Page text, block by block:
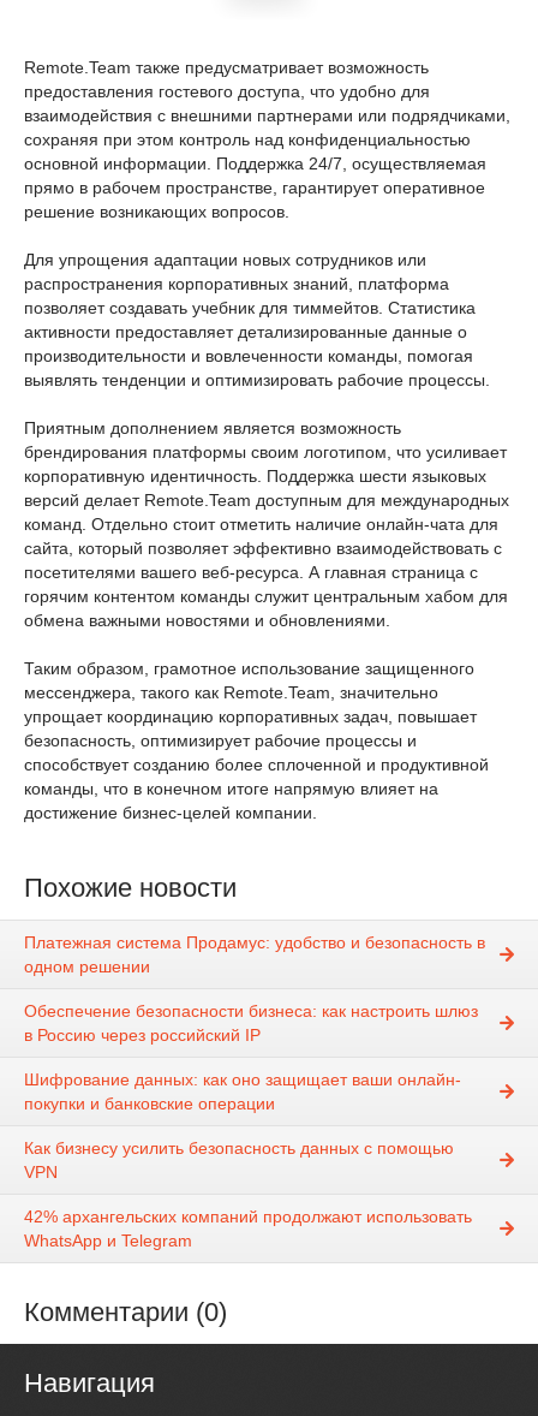
Remote.Team также предусматривает возможность
предоставления гостевого доступа, что удобно для
взаимодействия с внешними партнерами или подрядчиками,
сохраняя при этом контроль над конфиденциальностью
основной информации. Поддержка 24/7, осуществляемая
прямо в рабочем пространстве, гарантирует оперативное
решение возникающих вопросов.
Для упрощения адаптации новых сотрудников или
распространения корпоративных знаний, платформа
позволяет создавать учебник для тиммейтов. Статистика
активности предоставляет детализированные данные о
производительности и вовлеченности команды, помогая
выявлять тенденции и оптимизировать рабочие процессы.
Приятным дополнением является возможность
брендирования платформы своим логотипом, что усиливает
корпоративную идентичность. Поддержка шести языковых
версий делает Remote.Team доступным для международных
команд. Отдельно стоит отметить наличие онлайн-чата для
сайта, который позволяет эффективно взаимодействовать с
посетителями вашего веб-ресурса. А главная страница с
горячим контентом команды служит центральным хабом для
обмена важными новостями и обновлениями.
Таким образом, грамотное использование защищенного
мессенджера, такого как Remote.Team, значительно
упрощает координацию корпоративных задач, повышает
безопасность, оптимизирует рабочие процессы и
способствует созданию более сплоченной и продуктивной
команды, что в конечном итоге напрямую влияет на
достижение бизнес-целей компании.
Похожие новости
Платежная система Продамус: удобство и безопасность в
одном решении
Обеспечение безопасности бизнеса: как настроить шлюз
в Россию через российский IP
Шифрование данных: как оно защищает ваши онлайн-
покупки и банковские операции
Как бизнесу усилить безопасность данных с помощью
VPN
42% архангельских компаний продолжают использовать
WhatsApp и Telegram
Комментарии (0)
Навигация